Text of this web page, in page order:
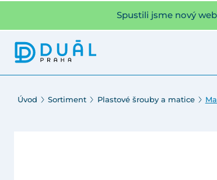
Spustili jsme nový
Úvod Sortiment Plastové šrouby a matice